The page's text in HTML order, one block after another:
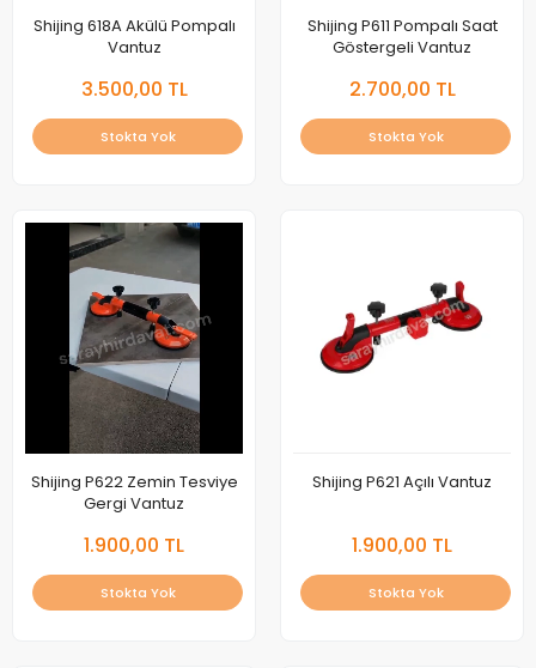
Shijing 618A Akülü Pompalı
Vantuz
3.500,00 TL
Stokta Yok
Shijing P611 Pompalı Saat
Göstergeli Vantuz
2.700,00 TL
Stokta Yok
Shijing P622 Zemin Tesviye
Gergi Vantuz
1.900,00 TL
Stokta Yok
Shijing P621 Açılı Vantuz
1.900,00 TL
Stokta Yok